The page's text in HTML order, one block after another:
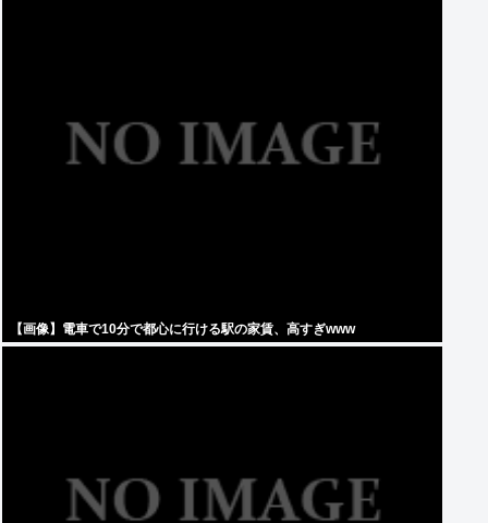
【画像】電車で10分で都心に行ける駅の家賃、高すぎwww